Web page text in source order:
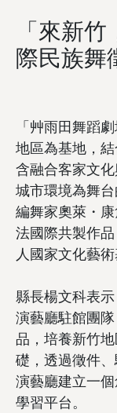
「來新
際民族舞
「艸雨田舞蹈
地區為基地，
含融合客家文
城市環境為舞
編舞家奧萊・康
法國際共製作
人國家文化藝
縣長楊文科表
演藝廳駐館團
品，培養新竹
礎，透過徵件
演藝廳建立一
學習平台。